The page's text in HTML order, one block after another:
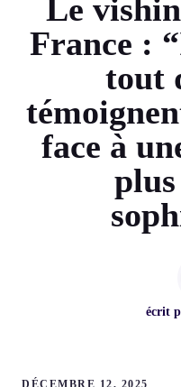
Le
France :
tout
face à
écrit
DÉCEMBRE 12, 2025